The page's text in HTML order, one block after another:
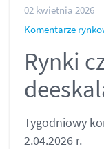
02 kwietnia 2026
Komentarze
Rynki
Tygodniowy
2.04.2026 r.